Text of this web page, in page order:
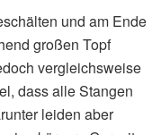
und am Ende
großen Topf
vergleichsweise
dass alle Stangen
leiden aber